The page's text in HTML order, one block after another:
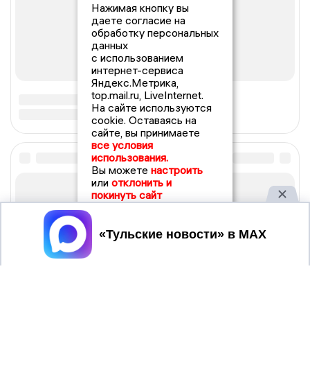
Нажимая кнопку вы
даете согласие на
обработку персональных
данных
с использованием
интернет-сервиса
Яндекс.Метрика,
top.mail.ru, LiveInternet.
На сайте используются
cookie. Оставаясь на
сайте, вы принимаете
все условия
использования.
Вы можете настроить
или отклонить и
покинуть сайт
Принять